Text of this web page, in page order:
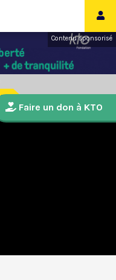
Contenu sponsorisé
Faire un don à KTO